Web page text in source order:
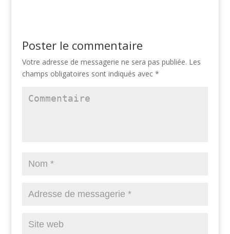
Poster le commentaire
Votre adresse de messagerie ne sera pas publiée. Les
champs obligatoires sont indiqués avec *